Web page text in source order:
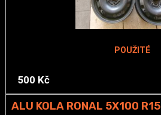
POUŽITÉ
500 Kč
ALU KOLA RONAL 5X100 R15